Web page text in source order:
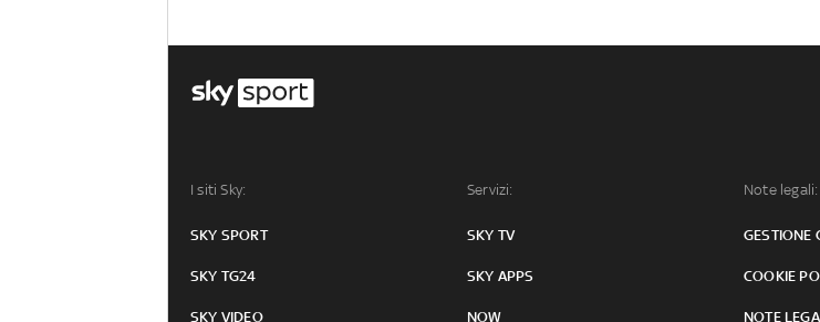
I siti Sky:
SKY SPORT
SKY TG24
SKY VIDEO
Servizi:
SKY TV
SKY APPS
NOW
Note legali:
GESTIONE
COOKIE
NOTE